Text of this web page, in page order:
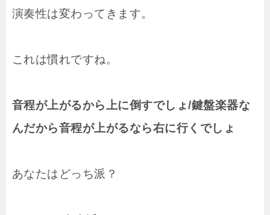
演奏性は変わってきます。
これは慣れですね。
音程が上がるから上に倒すでしょ/鍵盤楽器な
んだから音程が上がるなら右に行くでしょ
あなたはどっち派？